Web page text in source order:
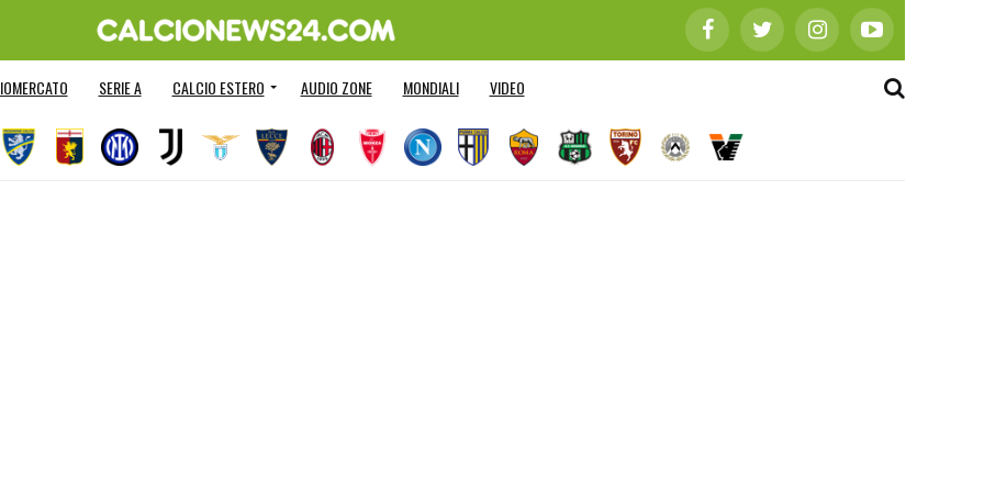
SERIE A CALCIO ESTERO AUDIO ZONE MONDIALI VIDEO